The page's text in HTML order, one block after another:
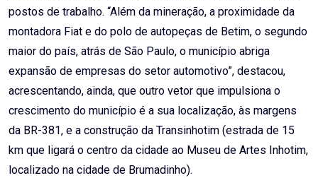
postos de trabalho. “Além da mineração, a proximidade da
montadora Fiat e do polo de autopeças de Betim, o segundo
maior do país, atrás de São Paulo, o município abriga
expansão de empresas do setor automotivo”, destacou,
acrescentando, ainda, que outro vetor que impulsiona o
crescimento do município é a sua localização, às margens
da BR-381, e a construção da Transinhotim (estrada de 15
km que ligará o centro da cidade ao Museu de Artes Inhotim,
localizado na cidade de Brumadinho).